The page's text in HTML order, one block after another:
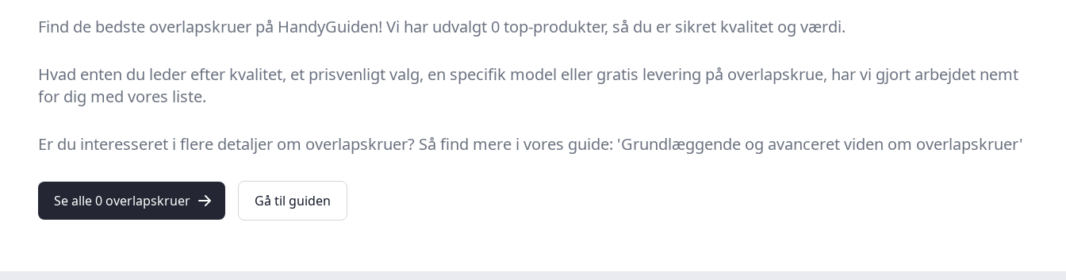
Find de bedste overlapskruer på HandyGuiden! Vi har udvalgt 0 top-produkter, så du er sikret kvalitet og værdi.
Hvad enten du leder efter kvalitet, et prisvenligt valg, en specifik model eller gratis levering på overlapskrue, har vi gjort arbejdet nemt
for dig med vores liste.
Er du interesseret i flere detaljer om overlapskruer? Så find mere i vores guide: 'Grundlæggende og avanceret viden om overlapskruer'
Se alle 0 overlapskruer Gå til guiden